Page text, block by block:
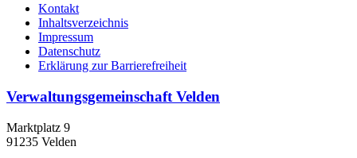
Kontakt
Inhaltsverzeichnis
Impressum
Datenschutz
Erklärung zur Barrierefreiheit
Verwaltungsgemeinschaft Velden
Marktplatz 9
91235 Velden